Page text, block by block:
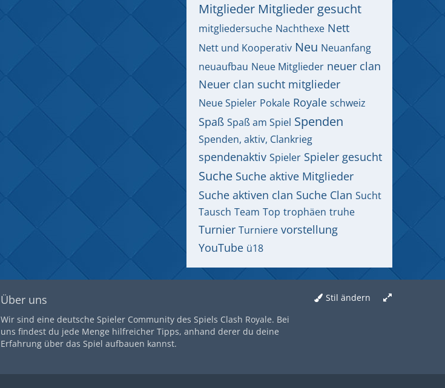
Mitglieder Mitglieder gesucht
mitgliedersuche Nachthexe Nett
Nett und Kooperativ Neu Neuanfang
neuaufbau Neue Mitglieder neuer clan
Neuer clan sucht mitglieder
Neue Spieler Pokale Royale schweiz
Spaß Spaß am Spiel Spenden
Spenden, aktiv, Clankrieg
spendenaktiv Spieler Spieler gesucht
Suche Suche aktive Mitglieder
Suche aktiven clan Suche Clan Sucht
Tausch Team Top trophäen truhe
Turnier Turniere vorstellung
YouTube ü18
Stil ändern
Über uns
Wir sind eine deutsche Spieler Community des Spiels Clash Royale. Bei
uns findest du jede Menge hilfreicher Tipps, anhand derer du deine
Erfahrung über das Spiel aufbauen kannst.